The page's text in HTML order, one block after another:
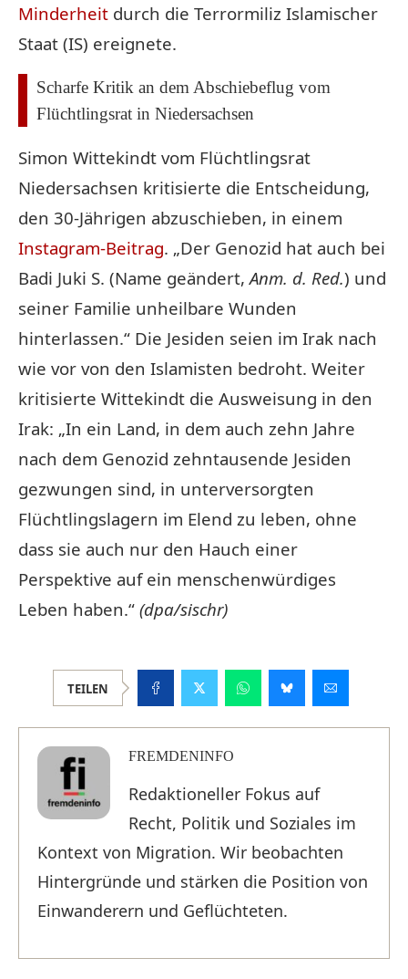
Minderheit durch die Terrormiliz Islamischer
Staat (IS) ereignete.
Scharfe Kritik an dem Abschiebeflug vom
Flüchtlingsrat in Niedersachsen
Simon Wittekindt vom Flüchtlingsrat
Niedersachsen kritisierte die Entscheidung,
den 30-Jährigen abzuschieben, in einem
Instagram-Beitrag. „Der Genozid hat auch bei
Badi Juki S. (Name geändert, Anm. d. Red.) und
seiner Familie unheilbare Wunden
hinterlassen.“ Die Jesiden seien im Irak nach
wie vor von den Islamisten bedroht. Weiter
kritisierte Wittekindt die Ausweisung in den
Irak: „In ein Land, in dem auch zehn Jahre
nach dem Genozid zehntausende Jesiden
gezwungen sind, in unterversorgten
Flüchtlingslagern im Elend zu leben, ohne
dass sie auch nur den Hauch einer
Perspektive auf ein menschenwürdiges
Leben haben.“ (dpa/sischr)
TEILEN
FREMDENINFO
Redaktioneller Fokus auf
Recht, Politik und Soziales im
Kontext von Migration. Wir beobachten
Hintergründe und stärken die Position von
Einwanderern und Geflüchteten.